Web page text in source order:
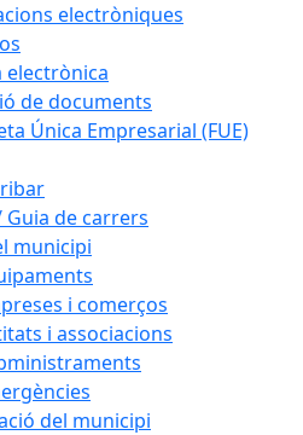
electròniques
electrònica
de documents
Única Empresarial (FUE)
Guia de carrers
municipi
i comerços
i associacions
del municipi